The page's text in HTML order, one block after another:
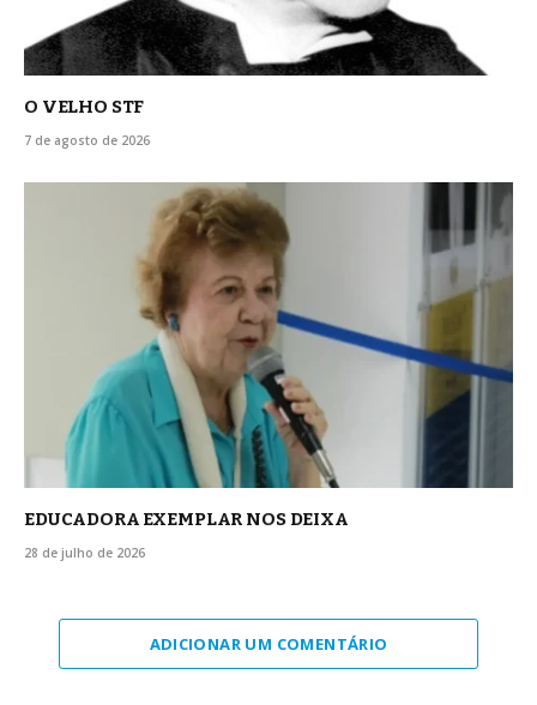
O VELHO STF
7 de agosto de 2026
EDUCADORA EXEMPLAR NOS DEIXA
28 de julho de 2026
ADICIONAR UM COMENTÁRIO